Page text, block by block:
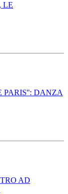
LE
DANZA
AD